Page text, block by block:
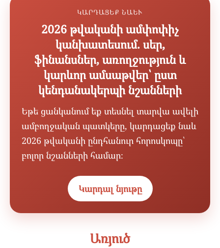
ԿԱՐԴԱՑԵՔ ՆԱԵՒ
2026 թվականի ամփոփիչ
կանխատեսում. սեր,
ֆինանսներ, առողջություն և
կարևոր ամսաթվեր՝ ըստ
կենդանակերպի նշանների
Եթե ցանկանում եք տեսնել տարվա ավելի
ամբողջական պատկերը, կարդացեք նաև
2026 թվականի ընդհանուր հորոսկոպը՝
բոլոր նշանների համար։
Կարդալ նյութը
Առյուծ